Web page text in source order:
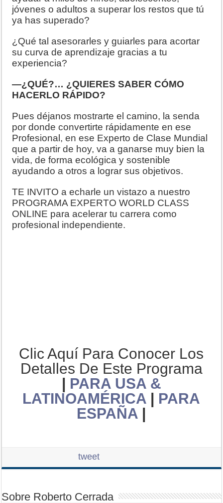
jóvenes o adultos a superar los restos que tú
ya has superado?
¿Qué tal asesorarles y guiarles para acortar
su curva de aprendizaje gracias a tu
experiencia?
—¿QUÉ?… ¿QUIERES SABER CÓMO
HACERLO RÁPIDO?
Pues déjanos mostrarte el camino, la senda
por donde convertirte rápidamente en ese
Profesional, en ese Experto de Clase Mundial
que a partir de hoy, va a ganarse muy bien la
vida, de forma ecológica y sostenible
ayudando a otros a lograr sus objetivos.
TE INVITO a echarle un vistazo a nuestro
PROGRAMA EXPERTO WORLD CLASS
ONLINE para acelerar tu carrera como
profesional independiente.
Clic Aquí Para Conocer Los
Detalles De Este Programa
| PARA USA &
LATINOAMÉRICA | PARA
ESPAÑA |
tweet
Sobre Roberto Cerrada